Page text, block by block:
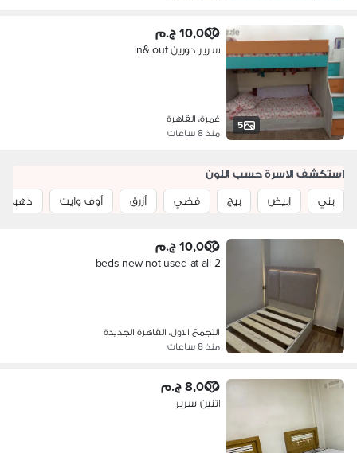
5
10,000 ج.م
سرير دورين in& out
غمرة، القاهرة
منذ 8 ساعات
استكشف الاسرة حسب اللون
بني
ابيض بيج فضي أزرق أوف وايت ذهبي
10,000 ج.م
2 beds new not used at all
التجمع الاول، القاهرة الجديدة
منذ 8 ساعات
8,000 ج.م
اتنين سرير